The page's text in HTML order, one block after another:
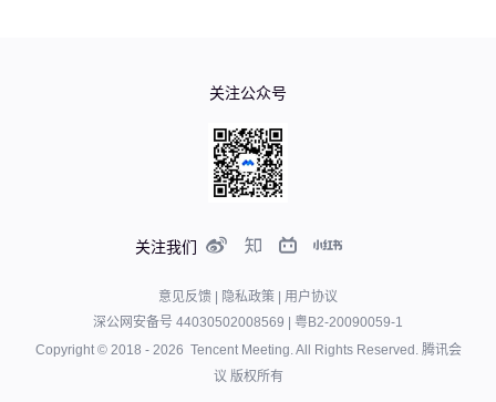
关注我们
关注公众号
意见反馈 隐私政策
用户协议
深公网安备号 44030502008569
粤B2-20090059-1
Copyright © 2018 - 2026 Tencent Meeting. All Rights Reserved. 腾讯会
议 版权所有